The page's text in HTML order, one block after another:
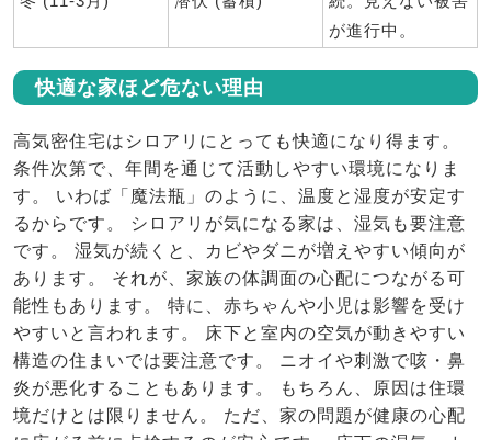
が進行中。
快適な家ほど危ない理由
高気密住宅はシロアリにとっても快適になり得ます。
条件次第で、年間を通じて活動しやすい環境になりま
す。 いわば「魔法瓶」のように、温度と湿度が安定す
るからです。 シロアリが気になる家は、湿気も要注意
です。 湿気が続くと、カビやダニが増えやすい傾向が
あります。 それが、家族の体調面の心配につながる可
能性もあります。 特に、赤ちゃんや小児は影響を受け
やすいと言われます。 床下と室内の空気が動きやすい
構造の住まいでは要注意です。 ニオイや刺激で咳・鼻
炎が悪化することもあります。 もちろん、原因は住環
境だけとは限りません。 ただ、家の問題が健康の心配